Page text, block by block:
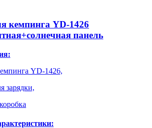
кемпинга YD-1426
панель
YD-1426,
зарядки,